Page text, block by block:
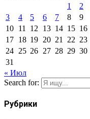
1
2
3
4 5 6 7 8
9
10 11 12 13 14 15 16
17 18 19 20 21 22 23
24 25 26 27 28 29 30
31
« Июл
Search for:
Рубрики